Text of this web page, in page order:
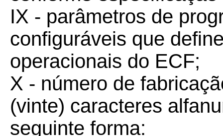
IX - parâmetros de
configuráveis que
operacionais do ECF;
X - número de
(vinte) caracteres
seguinte forma: